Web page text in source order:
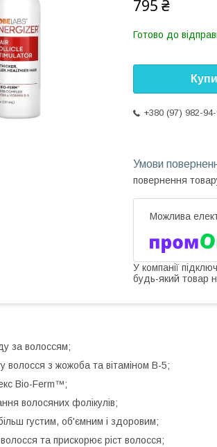
795 ₴
Готово до
+380 (97) 982-
повернення
У компанії
будь-який товар
за волоссям;
волосся з жожоба та вітаміном В-5;
Bio-Ferm™;
волосяних фолікулів;
густим, об'ємним і здоровим;
та прискорює ріст волосся;